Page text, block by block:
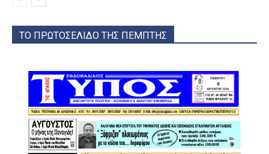
ΤΟ ΠΡΩΤΟΣΕΛΙΔΟ ΤΗΣ ΠΕΜΠΤΗΣ